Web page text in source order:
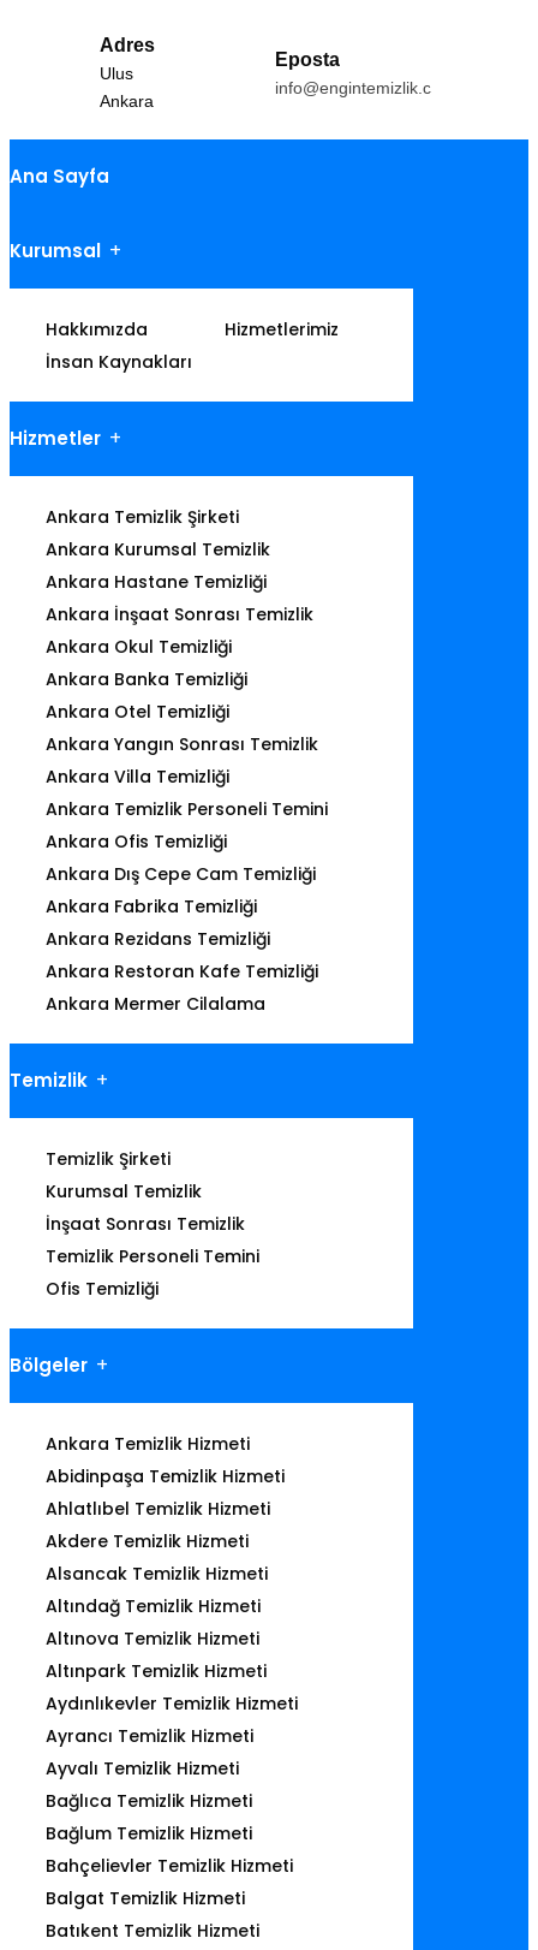
Adres
Ulus
Ankara
Eposta
info@engintemizlik.com
Ana Sayfa
Kurumsal
Hakkımızda
Hizmetlerimiz
İnsan Kaynakları
Hizmetler
Ankara Temizlik Şirketi
Ankara Kurumsal Temizlik
Ankara Hastane Temizliği
Ankara İnşaat Sonrası Temizlik
Ankara Okul Temizliği
Ankara Banka Temizliği
Ankara Otel Temizliği
Ankara Yangın Sonrası Temizlik
Ankara Villa Temizliği
Ankara Temizlik Personeli Temini
Ankara Ofis Temizliği
Ankara Dış Cepe Cam Temizliği
Ankara Fabrika Temizliği
Ankara Rezidans Temizliği
Ankara Restoran Kafe Temizliği
Ankara Mermer Cilalama
Temizlik
Temizlik Şirketi
Kurumsal Temizlik
İnşaat Sonrası Temizlik
Temizlik Personeli Temini
Ofis Temizliği
Bölgeler
Ankara Temizlik Hizmeti
Abidinpaşa Temizlik Hizmeti
Ahlatlıbel Temizlik Hizmeti
Akdere Temizlik Hizmeti
Alsancak Temizlik Hizmeti
Altındağ Temizlik Hizmeti
Altınova Temizlik Hizmeti
Altınpark Temizlik Hizmeti
Aydınlıkevler Temizlik Hizmeti
Ayrancı Temizlik Hizmeti
Ayvalı Temizlik Hizmeti
Bağlıca Temizlik Hizmeti
Bağlum Temizlik Hizmeti
Bahçelievler Temizlik Hizmeti
Balgat Temizlik Hizmeti
Batıkent Temizlik Hizmeti